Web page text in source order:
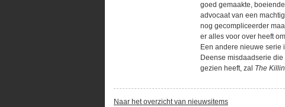
goed gemaakte,
advocaat van een
nog gecompliceerder
er alles voor over heeft
Een andere nieuwe serie
Deense misdaadserie
gezien heeft, zal The
Naar het overzicht van nieuwsitems